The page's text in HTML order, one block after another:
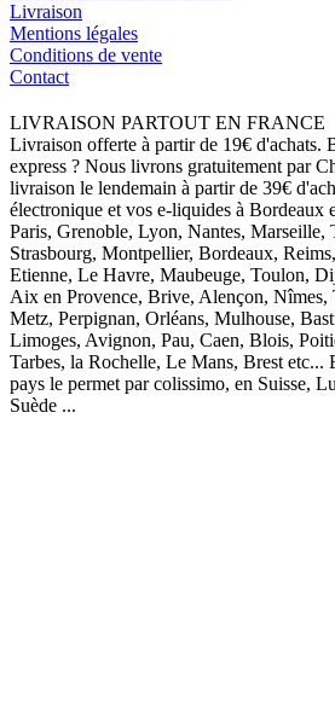
Livraison
Mentions légales
Conditions de vente
Contact
LIVRAISON PARTOUT EN FRANCE
Livraison offerte à partir de 19€ d'achats.
express ? Nous livrons gratuitement par
livraison le lendemain à partir de 39€
électronique et vos e-liquides à Bordeaux
Paris, Grenoble, Lyon, Nantes, Marseille,
Strasbourg, Montpellier, Bordeaux,
Etienne, Le Havre, Maubeuge, Toulon,
Aix en Provence, Brive, Alençon, Nîmes,
Metz, Perpignan, Orléans, Mulhouse,
Limoges, Avignon, Pau, Caen, Blois,
Tarbes, la Rochelle, Le Mans, Brest etc...
pays le permet par colissimo, en Suisse,
Suède ...